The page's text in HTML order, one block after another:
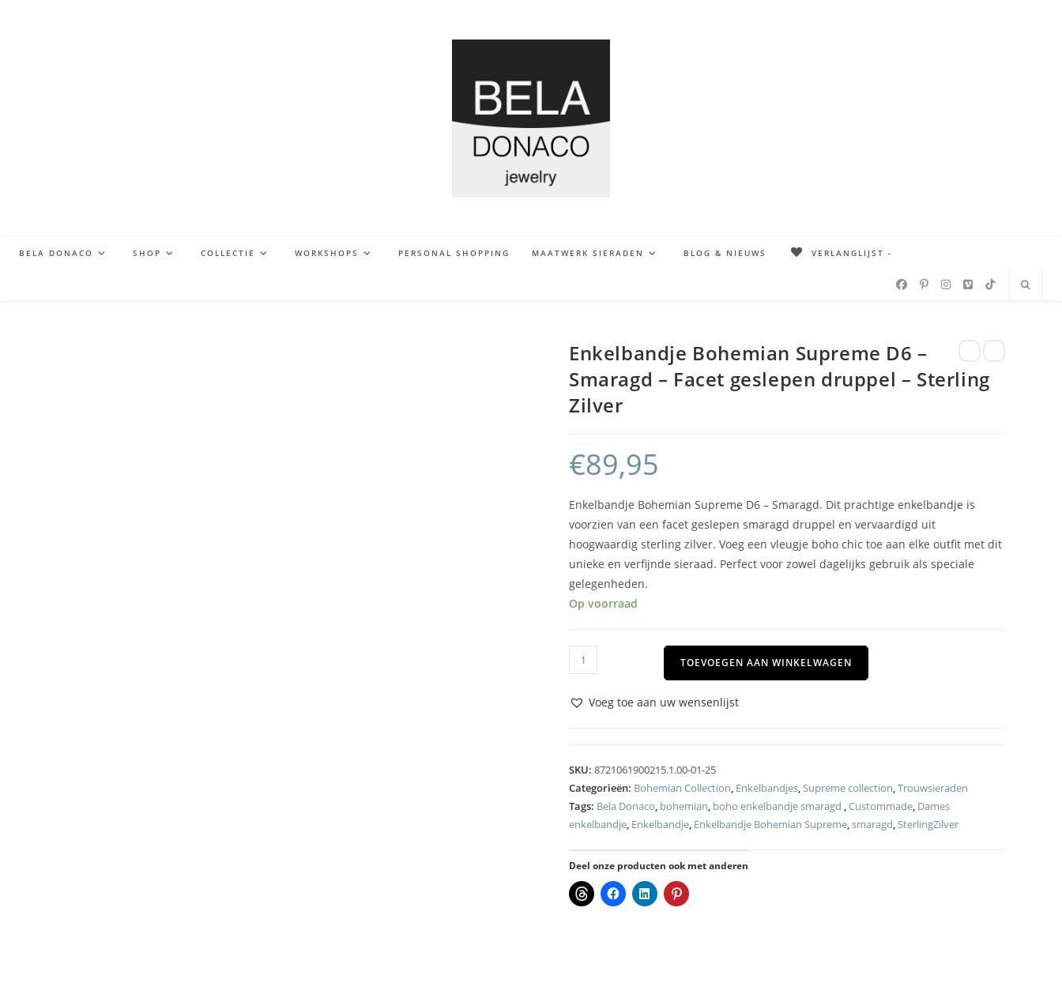
BELA DONACO SHOP COLLECTIE WORKSHOPS PERSONAL SHOPPING MAATWERK SIERADEN BLOG & NIEUWS VERLANGLIJST -
Enkelbandje Bohemian Supreme D6 –
Smaragd – Facet geslepen druppel – Sterling
Zilver
€89,95
Enkelbandje Bohemian Supreme D6 – Smaragd. Dit prachtige enkelbandje is
voorzien van een facet geslepen smaragd druppel en vervaardigd uit
hoogwaardig sterling zilver. Voeg een vleugje boho chic toe aan elke outfit met dit
unieke en verfijnde sieraad. Perfect voor zowel dagelijks gebruik als speciale
gelegenheden.
Op voorraad
TOEVOEGEN AAN WINKELWAGEN
Voeg toe aan uw wensenlijst
SKU: 8721061900215.1.00-01-25
Categorieën: Bohemian Collection, Enkelbandjes,Supreme collection,Trouwsieraden
Tags: Bela Donaco, bohemian, boho enkelbandje smaragd ,Custommade, Dames
enkelbandje, Enkelbandje, Enkelbandje Bohemian Supreme,smaragd,SterlingZilver
Deel onze producten ook met anderen